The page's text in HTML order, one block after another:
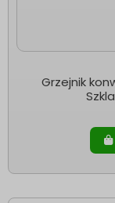
Grzejnik